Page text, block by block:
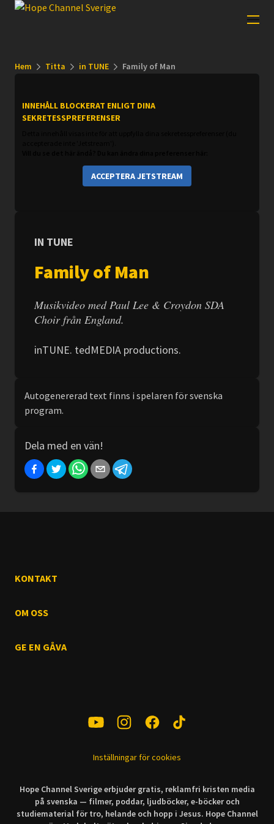
Hem Titta in TUNE Family of Man
INNEHÅLL BLOCKERAT ENLIGT DINA
SEKRETESSPREFERENSER
ACCEPTERA JETSTREAM
IN TUNE
Family of Man
Musikvideo med Paul Lee & Croydon SDA
Choir från England.
inTUNE. tedMEDIA productions.
Autogenererad text finns i spelaren för svenska
program.
Dela med en vän!
KONTAKT
OM OSS
GE EN GÅVA
Inställningar för cookies
Hope Channel Sverige erbjuder gratis, reklamfri kristen media
på svenska — filmer, poddar, ljudböcker, e-böcker och
studiematerial för tro, helande och hopp i Jesus. Hope Channel